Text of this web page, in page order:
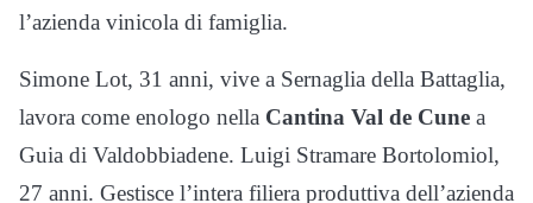
l’azienda vinicola di famiglia.
Simone Lot, 31 anni, vive a Sernaglia della Battaglia,
lavora come enologo nella Cantina Val de Cune a
Guia di Valdobbiadene. Luigi Stramare Bortolomiol,
27 anni. Gestisce l’intera filiera produttiva dell’azienda